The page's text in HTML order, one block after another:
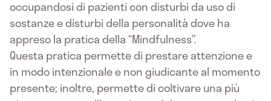
occupandosi di pazienti con disturbi da uso di
sostanze e disturbi della personalità dove ha
appreso la pratica della “Mindfulness”.
Questa pratica permette di prestare attenzione e
in modo intenzionale e non giudicante al momento
presente; inoltre, permette di coltivare una più